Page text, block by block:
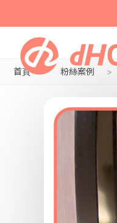
首頁 粉絲案例